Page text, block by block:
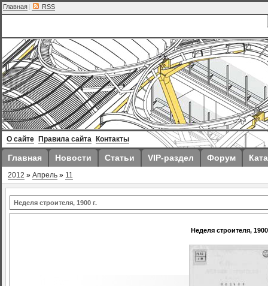
Главная | RSS
О сайте Правила сайта Контакты
Главная Новости Статьи VIP-раздел Форум
2012 » Апрель » 11
Неделя строителя, 1900 г.
Неделя строителя, 1900